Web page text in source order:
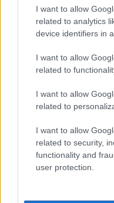
I want to allow
related to analytics
device identifiers in
I want to allow
related to
I want to allow
related to
I want to allow
related to security,
functionality and
user protection.
Οι άνθρωποι,
πολιτισμός